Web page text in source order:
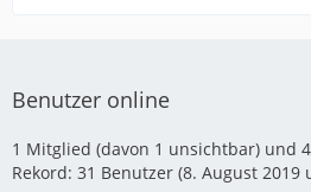
Benutzer online
1 Mitglied (davon 1 unsichtbar) und
Rekord: 31 Benutzer (8. August 2019